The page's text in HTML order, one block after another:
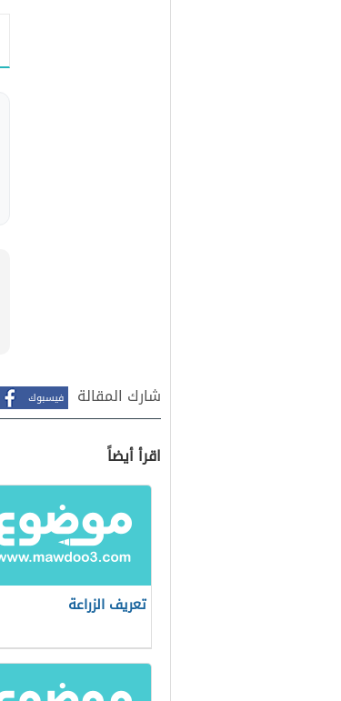
شارك المقالة فيسبوك
اقرأ أيضاً
تعريف الزراعة